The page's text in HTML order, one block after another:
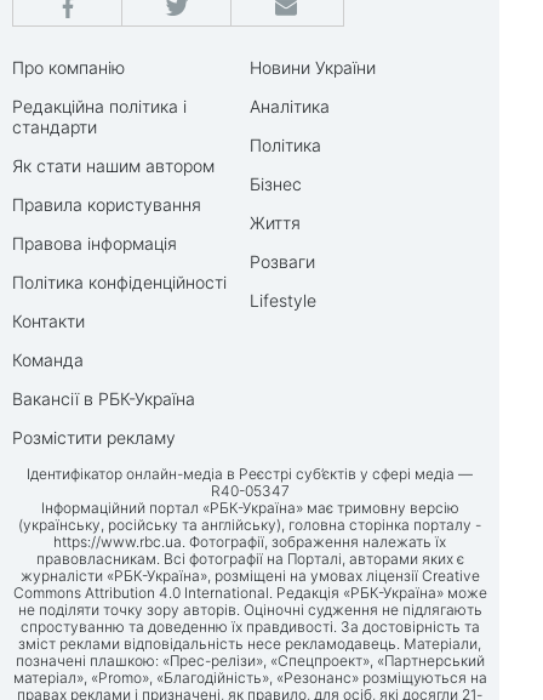
Про компанію
Редакційна політика і
стандарти
Як стати нашим автором
Правила користування
Правова інформація
Політика конфіденційності
Контакти
Команда
Вакансії в РБК-Україна
Розмістити рекламу
Новини України
Аналітика
Політика
Бізнес
Життя
Розваги
Lifestyle
Ідентифікатор онлайн-медіа в Реєстрі суб’єктів у сфері медіа —
R40-05347
Інформаційний портал «РБК-Україна» має тримовну версію
(українську, російську та англійську), головна сторінка порталу -
https://www.rbc.ua. Фотографії, зображення належать їх
правовласникам. Всі фотографії на Порталі, авторами яких є
журналісти «РБК-Україна», розміщені на умовах ліцензії Creative
Commons Attribution 4.0 International. Редакція «РБК-Україна» може
не поділяти точку зору авторів. Оціночні судження не підлягають
спростуванню та доведенню їх правдивості. За достовірність та
зміст реклами відповідальність несе рекламодавець. Матеріали,
позначені плашкою: «Прес-релізи», «Спецпроект», «Партнерський
матеріал», «Promo», «Благодійність», «Резонанс» розміщуються на
правах реклами і призначені, як правило, для осіб, які досягли 21-